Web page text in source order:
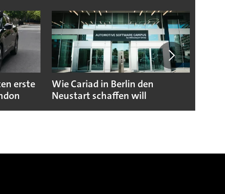
erste
Wie Cariad in Berlin den
Neustart schaffen will